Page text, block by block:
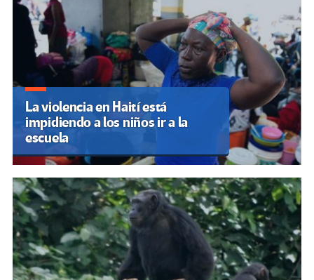
La violencia en Haití está
impidiendo a los niños ir a la
escuela